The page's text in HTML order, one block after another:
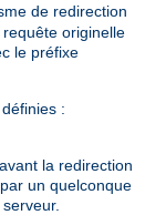
de redirection
originelle
le préfixe
:
la redirection
un quelconque